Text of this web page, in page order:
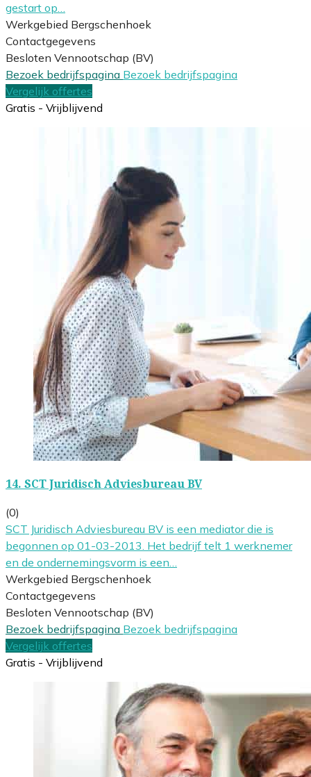
gestart op…
Werkgebied Bergschenhoek
Contactgegevens
Besloten Vennootschap (BV)
Bezoek bedrijfspagina Bezoek bedrijfspagina
Vergelijk offertes
Gratis - Vrijblijvend
14. SCT Juridisch Adviesbureau BV
(0)
SCT Juridisch Adviesbureau BV is een mediator die is
begonnen op 01-03-2013. Het bedrijf telt 1 werknemer
en de ondernemingsvorm is een…
Werkgebied Bergschenhoek
Contactgegevens
Besloten Vennootschap (BV)
Bezoek bedrijfspagina Bezoek bedrijfspagina
Vergelijk offertes
Gratis - Vrijblijvend